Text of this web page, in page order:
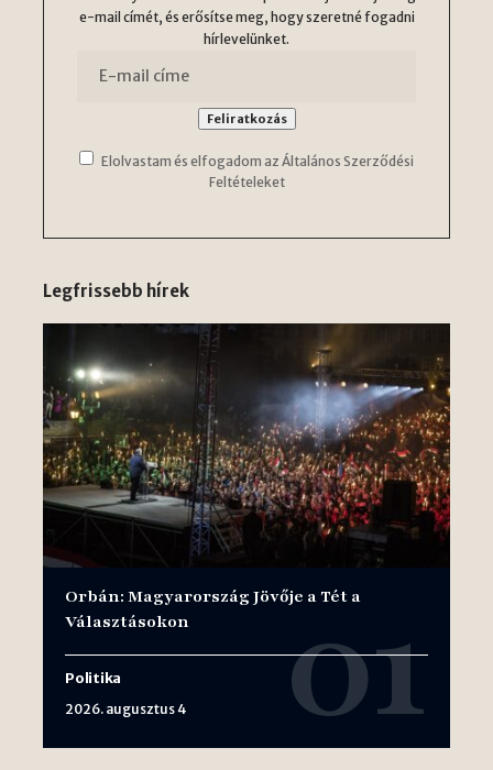
e-mail címét, és erősítse meg, hogy szeretné fogadni
hírlevelünket.
Elolvastam és elfogadom az Általános Szerződési
Feltételeket
Legfrissebb hírek
Orbán: Magyarország Jövője a Tét a
Választásokon
Politika
2026. augusztus 4